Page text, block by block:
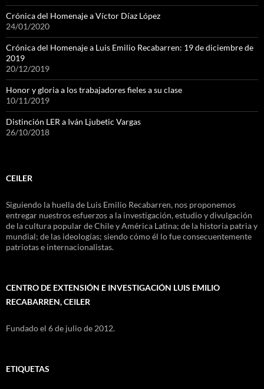
Crónica del Homenaje a Víctor Díaz López
24/01/2020
Crónica del Homenaje a Luis Emilio Recabarren: 19 de diciembre de
2019
20/12/2019
Honor y gloria a los trabajadores fieles a su clase
10/11/2019
Distinción LER a Iván Ljubetic Vargas
26/10/2018
CEILER
Siguiendo la huella de Luis Emilio Recabarren, nos proponemos
entregar nuestros esfuerzos a la investigación, estudio y divulgación
de la cultura popular de Chile y América Latina; de la historia patria y
mundial; de las ideologías; siendo cómo él lo fue consecuentemente
patriotas e internacionalistas.
CENTRO DE EXTENSIÓN E INVESTIGACIÓN LUIS EMILIO
RECABARREN, CEILER
Fundado el 6 de julio de 2012.
ETIQUETAS